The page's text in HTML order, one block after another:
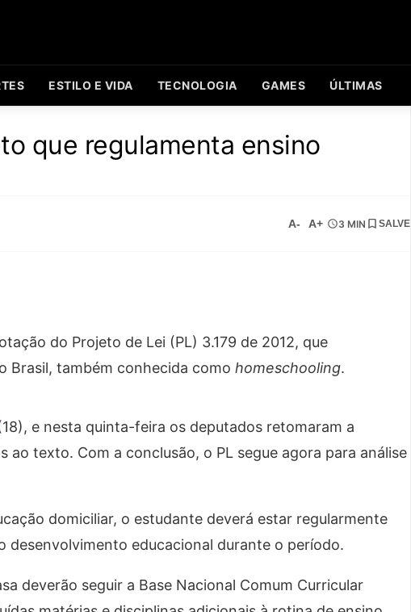
ESTILO E VIDA TECNOLOGIA GAMES ÚLTIMAS
que regulamenta ensino
A- A+ 3 MIN SALVE
do Projeto de Lei (PL) 3.179 de 2012, que
Brasil, também conhecida como homeschooling.
e nesta quinta-feira os deputados retomaram a
texto. Com a conclusão, o PL segue agora para análise
domiciliar, o estudante deverá estar regularmente
desenvolvimento educacional durante o período.
deverão seguir a Base Nacional Comum Curricular